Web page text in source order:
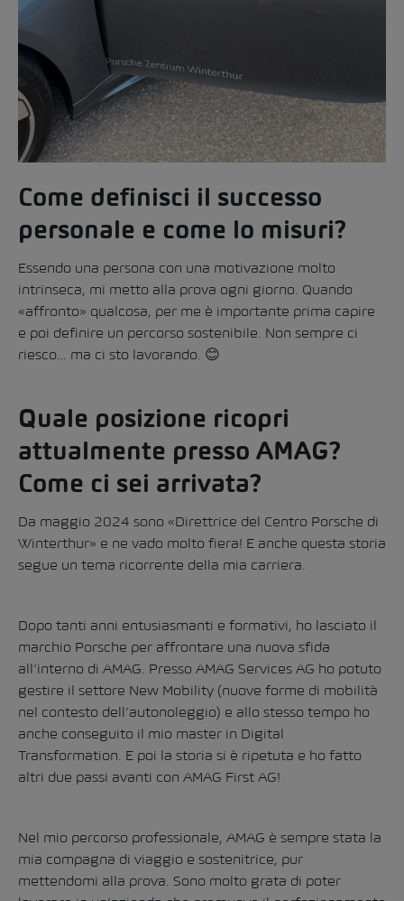
Come definisci il successo
personale e come lo misuri?
Essendo una persona con una motivazione molto
intrinseca, mi metto alla prova ogni giorno. Quando
«affronto» qualcosa, per me è importante prima capire
e poi definire un percorso sostenibile. Non sempre ci
riesco… ma ci sto lavorando. 😊
Quale posizione ricopri
attualmente presso AMAG?
Come ci sei arrivata?
Da maggio 2024 sono «Direttrice del Centro Porsche di
Winterthur» e ne vado molto fiera! E anche questa storia
segue un tema ricorrente della mia carriera.
Dopo tanti anni entusiasmanti e formativi, ho lasciato il
marchio Porsche per affrontare una nuova sfida
all’interno di AMAG. Presso AMAG Services AG ho potuto
gestire il settore New Mobility (nuove forme di mobilità
nel contesto dell’autonoleggio) e allo stesso tempo ho
anche conseguito il mio master in Digital
Transformation. E poi la storia si è ripetuta e ho fatto
altri due passi avanti con AMAG First AG!
Nel mio percorso professionale, AMAG è sempre stata la
mia compagna di viaggio e sostenitrice, pur
mettendomi alla prova. Sono molto grata di poter